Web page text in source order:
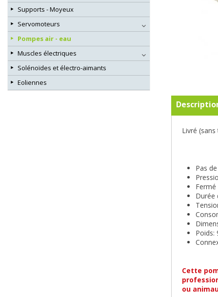
Livré
Pas
Fermé
Durée
Poids:
Cette
ou
Supports - Moyeux
Servomoteurs
Pompes air - eau
Muscles électriques
Solénoïdes et électro-aimants
Eoliennes